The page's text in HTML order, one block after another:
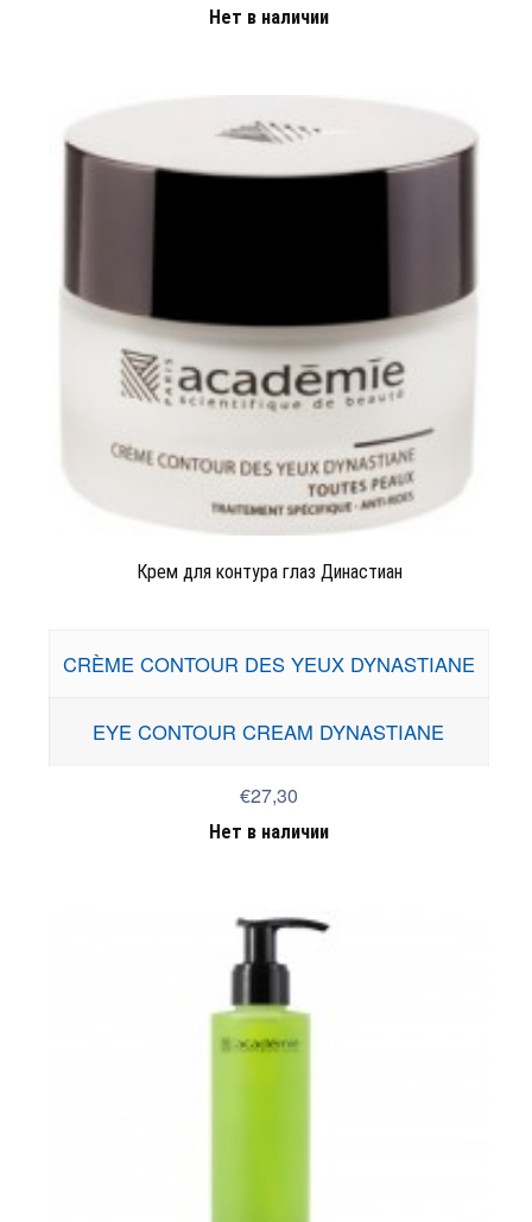
Нет в наличии
Крем для контура глаз Династиан
CRÈME CONTOUR DES YEUX DYNASTIANE
EYE CONTOUR CREAM DYNASTIANE
€27,30
Нет в наличии